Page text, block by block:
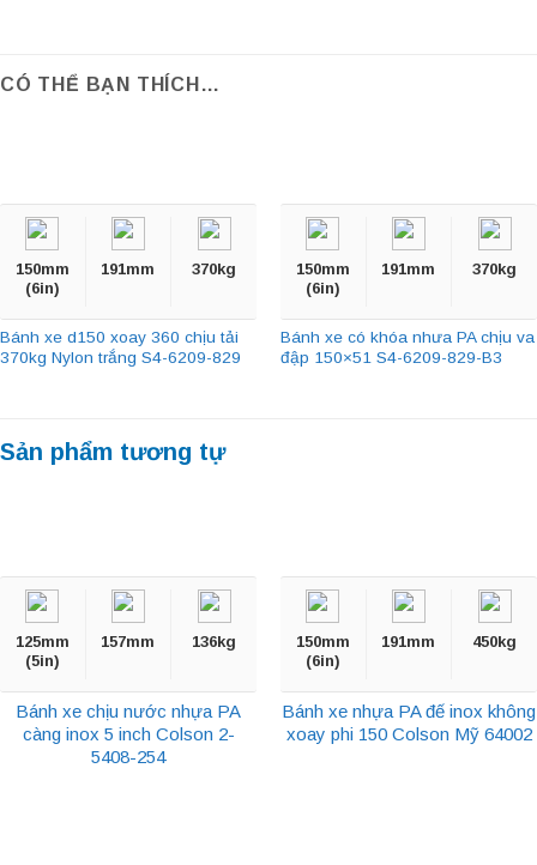
CÓ THỂ BẠN THÍCH…
150mm
(6in)
191mm 370kg
Bánh xe d150 xoay 360 chịu tải
370kg Nylon trắng S4-6209-829
150mm
(6in)
191mm 370kg
Bánh xe có khóa nhưa PA chịu va
đập 150×51 S4-6209-829-B3
Sản phẩm tương tự
125mm
(5in)
157mm 136kg
Bánh xe chịu nước nhựa PA
càng inox 5 inch Colson 2-
5408-254
150mm
(6in)
191mm 450kg
Bánh xe nhựa PA đế inox không
xoay phi 150 Colson Mỹ 64002